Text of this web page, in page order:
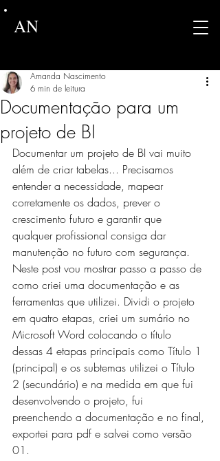
AN
Documentação para um
projeto de BI
Amanda Nascimento
6 min de leitura
Documentar um projeto de BI vai muito
além de criar tabelas... Precisamos
entender a necessidade, mapear
corretamente os dados, prever o
crescimento futuro e garantir que
qualquer profissional consiga dar
manutenção no futuro com segurança.
Neste post vou mostrar passo a passo de
como criei uma documentação e as
ferramentas que utilizei. Dividi o projeto
em quatro etapas, criei um sumário no
Microsoft Word colocando o título
dessas 4 etapas principais como Título 1
(principal) e os subtemas utilizei o Título
2 (secundário) e na medida em que fui
desenvolvendo o projeto, fui
preenchendo a documentação e no final,
exportei para pdf e salvei como versão
01.